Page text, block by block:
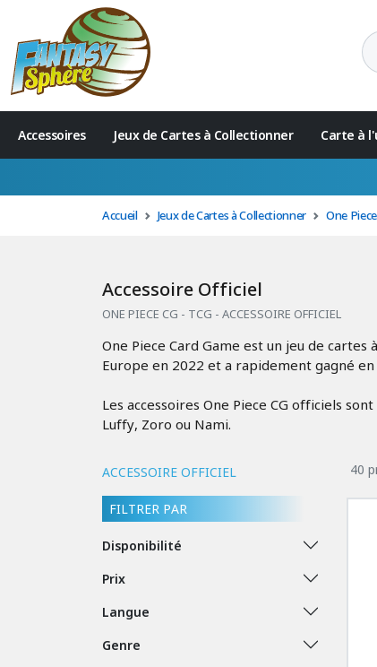
Accessoires Jeux de Cartes à Collectionner Carte à
Accueil Jeux de Cartes à Collectionner One
Accessoire Officiel
ONE PIECE CG - TCG - ACCESSOIRE OFFICIEL
One Piece Card Game est un jeu de
Europe en 2022 et a rapidement gagné
Les accessoires One Piece CG officiels
Luffy, Zoro ou Nami.
ACCESSOIRE OFFICIEL
FILTRER PAR
Disponibilité
Prix
Langue
Genre
40